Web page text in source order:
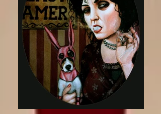
艺术 |哈维尔·奥尔特加 |西雅图最具影响力的